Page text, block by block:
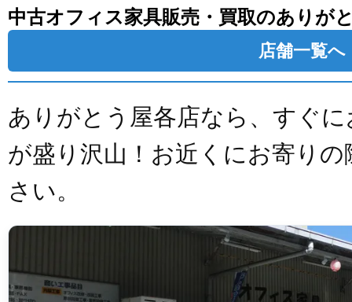
中古オフィス家具販売・買取のありが
店舗一覧へ
ありがとう屋各店なら、すぐ
が盛り沢山！お近くにお寄り
さい。